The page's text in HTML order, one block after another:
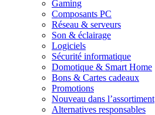
Gaming
Composants PC
Réseau & serveurs
Son & éclairage
Logiciels
Sécurité informatique
Domotique & Smart Home
Bons & Cartes cadeaux
Promotions
Nouveau dans l’assortiment
Alternatives responsables